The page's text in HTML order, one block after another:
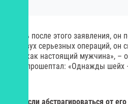
недель после этого заявления, он
двух серьезных операций, он
себя как настоящий мужчина»,
и прошептал: «Однажды шейх
если абстрагироваться от